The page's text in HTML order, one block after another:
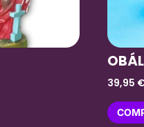
39,95